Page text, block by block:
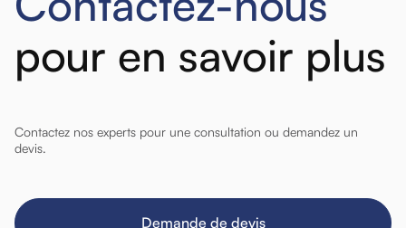
pour en savoir plus
Contactez nos experts pour une consultation ou demandez un
devis.
Demande de devis